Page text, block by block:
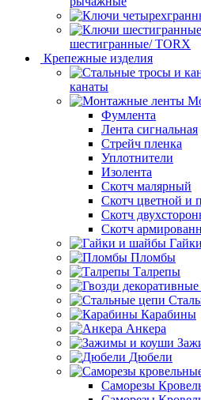
шестигранные/ TORX
Крепежные изделия
канаты
Фумлента
Лента сигнальная
Стрейч пленка
Уплотнители
Изолента
Скотч малярный
Скотч цветной и
Скотч
Скотч
Пломбы
Талрепы
Карабины
Анкера
Дюбели
Саморезы